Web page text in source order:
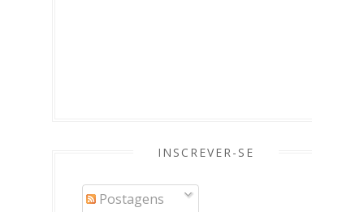
INSCREVER-SE
Postagens